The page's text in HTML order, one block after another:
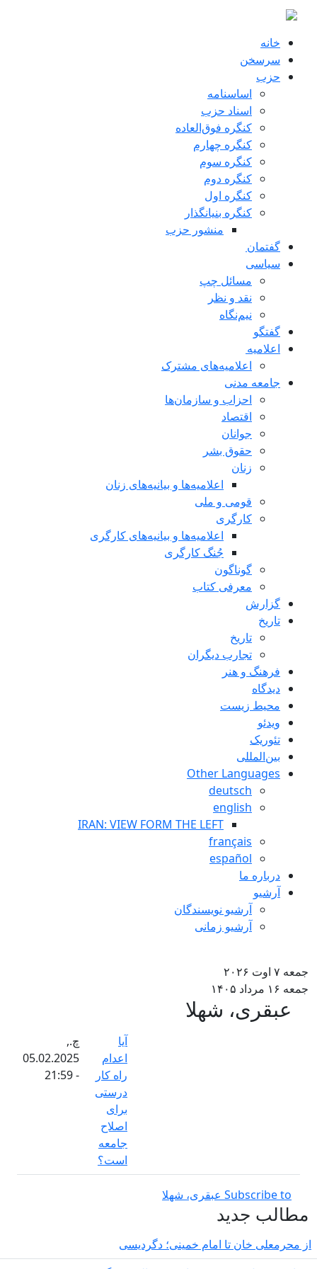
به محتوای اصلی
خانه
سرسخن
حزب
اساسنامه
اسناد حزب
کنگره فوق‌العاده
کنگره چهارم
کنگره سوم
کنگره دوم
کنگره اول
کنگره بنیانگذار
منشور حزب
گفتمان
سياسی
مسائل چپ
نقد و نظر
نیم‌نگاه
گفتگو
اعلاميه
اعلامیه‌های مشترک
جامعه مدنی
احزاب و سازمان‌ها
اقتصاد
جوانان
حقوق بشر
زنان
اعلامیه‌ها و بیانیه‌های زنان
قومی و ملی
کارگری
اعلامیه‌ها و بیانیه‌های کارگری
جُنگ کارگری
گوناگون
معرفی کتاب
گزارش
تاریخ
تاريخ
تجارب ديگران
فرهنگ و هنر
دیدگاه
محیط زیست
ویدئو
تئوریک
بین‌المللی
Other Languages
deutsch
english
IRAN: VIEW FORM THE LEFT
français
español
درباره ما
آرشیو
آرشیو نویسندگان
آرشیو زمانی
۷ اوت ۲۰۲۶
۱۶ مرداد ۱۴۰۵
عبقری، شهلا
اعدام‌
راه کار
درستی
برای
اصلاح
جامعه
است؟
چ.,
05.02.2025
Subscribe to عبقری، شهلا
جدید
محرمعلی خان تا امام خمینی؛ دگردیسی